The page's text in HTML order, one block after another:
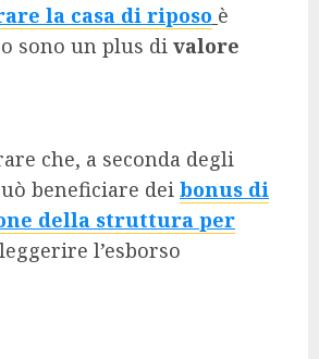
la casa di riposo è
sono un plus di valore
che, a seconda degli
beneficiare dei bonus di
della struttura per
l’esborso